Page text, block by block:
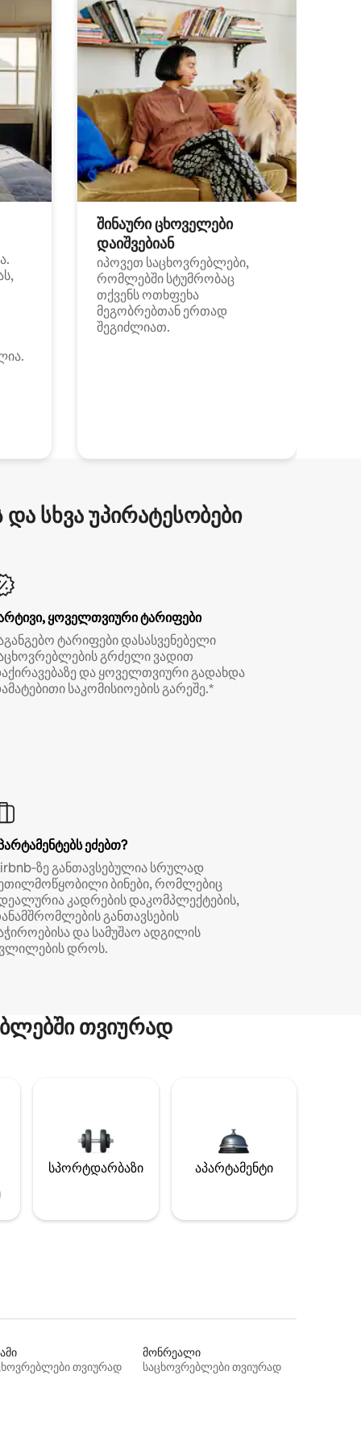
შინაური ცხოველები
დაიშვებიან
იპოვეთ საცხოვრებლები,
რომლებში სტუმრობაც
თქვენს ოთხფეხა
მეგობრებთან ერთად
შეგიძლიათ.
სხვა უპირატესობები
ყოველთვიური ტარიფები
ტარიფები დასასვენებელი
გრძელი ვადით
და ყოველთვიური გადახდა
საკომისიოების გარეშე.*
ეძებთ?
განთავსებულია სრულად
ბინები, რომლებიც
კადრების დაკომპლექტების,
განთავსების
და სამუშაო ადგილის
დროს.
თვიურად
სპორტდარბაზი აპარტამენტი
თვიურად
მონრეალი
საცხოვრებლები თვიურად